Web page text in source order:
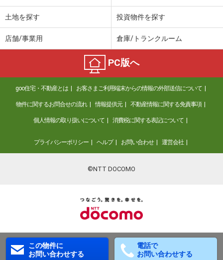
土地を探す 投資物件を探す
店舗/事業用 倉庫/トランクルーム
PC版へ
goo住宅・不動産とは お客さまご利用端末からの情報の外部送信について
物件に関するお問合せの流れ 情報提供元 不動産情報に関する免責事項
個人情報の取り扱いについて 消費税に関する表記について
プライバシーポリシー ヘルプ お問い合わせ 運営会社
©NTT DOCOMO
この物件に
お問い合わせする
電話で
お問い合わせする